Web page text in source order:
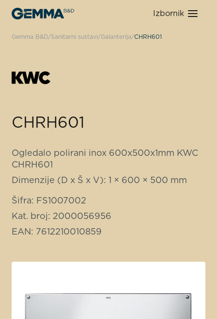
Izbornik
Gemma B&D Sanitarni sustavi Galanterija CHRH601
CHRH601
Ogledalo polirani inox 600x500x1mm KWC
CHRH601
Dimenzije (D x Š x V): 1 × 600 × 500 mm
Šifra: FS1007002
Kat. broj: 2000056956
EAN: 7612210010859